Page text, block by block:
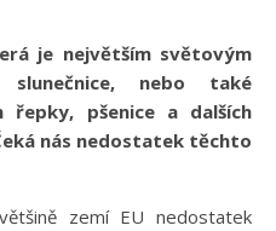
je největším světovým
slunečnice, nebo také
řepky, pšenice a dalších
nás nedostatek těchto
zemí EU nedostatek